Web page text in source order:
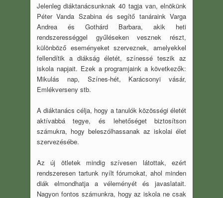
Jelenleg diáktanácsunknak 40 tagja van, elnökünk
Péter Vanda Szabina és segítő tanáraink Varga
Andrea és Gothárd Barbara, akik heti
rendszerességgel gyűléseken vesznek részt,
különböző eseményeket szerveznek, amelyekkel
fellendítik a diákság életét, színessé teszik az
iskola napjait. Ezek a programjaink a következők:
Mikulás nap, Színes-hét, Karácsonyi vásár,
Emlékverseny stb.
A diáktanács célja, hogy a tanulók közösségi életét
aktívabbá tegye, és lehetőséget biztosítson
számukra, hogy beleszólhassanak az iskolai élet
szervezésébe.
Az új ötletek mindig szívesen látottak, ezért
rendszeresen tartunk nyílt fórumokat, ahol minden
diák elmondhatja a véleményét és javaslatait.
Nagyon fontos számunkra, hogy az iskola ne csak